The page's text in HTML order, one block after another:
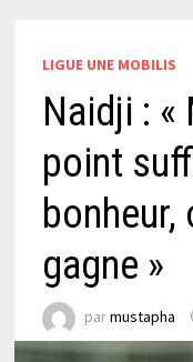
LIGUE UNE MOBILIS
Naidji : «
point
gagne »
parmustapha